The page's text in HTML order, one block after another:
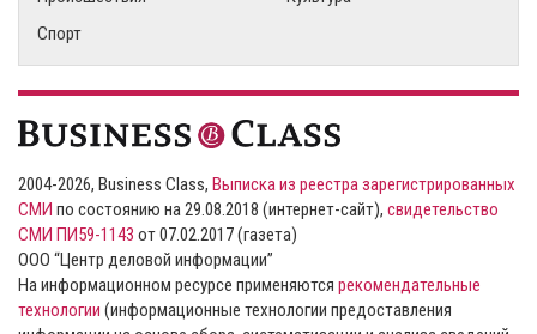
Спорт
2004-2026, Business Class, Выписка из реестра зарегистрированных
СМИ по состоянию на 29.08.2018 (интернет-сайт), свидетельство
СМИ ПИ59-1143 от 07.02.2017 (газета)
ООО “Центр деловой информации”
На информационном ресурсе применяются рекомендательные
технологии (информационные технологии предоставления